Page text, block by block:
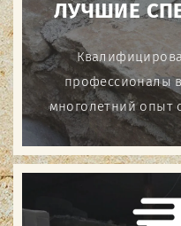
ЛУЧШИЕ
профессионалы
многолетний опыт